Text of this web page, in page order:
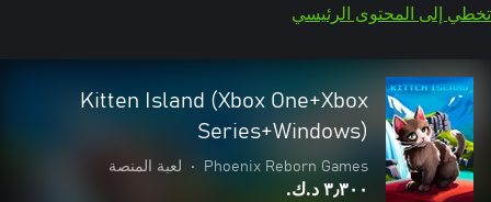
تخطي إلى المحتوى الرئيسي
Kitten Island (Xbox One+Xbox
Series+Windows)
Phoenix Reborn Games
• لعبة المنصة
٣٫٣٠٠ د.ك.‏